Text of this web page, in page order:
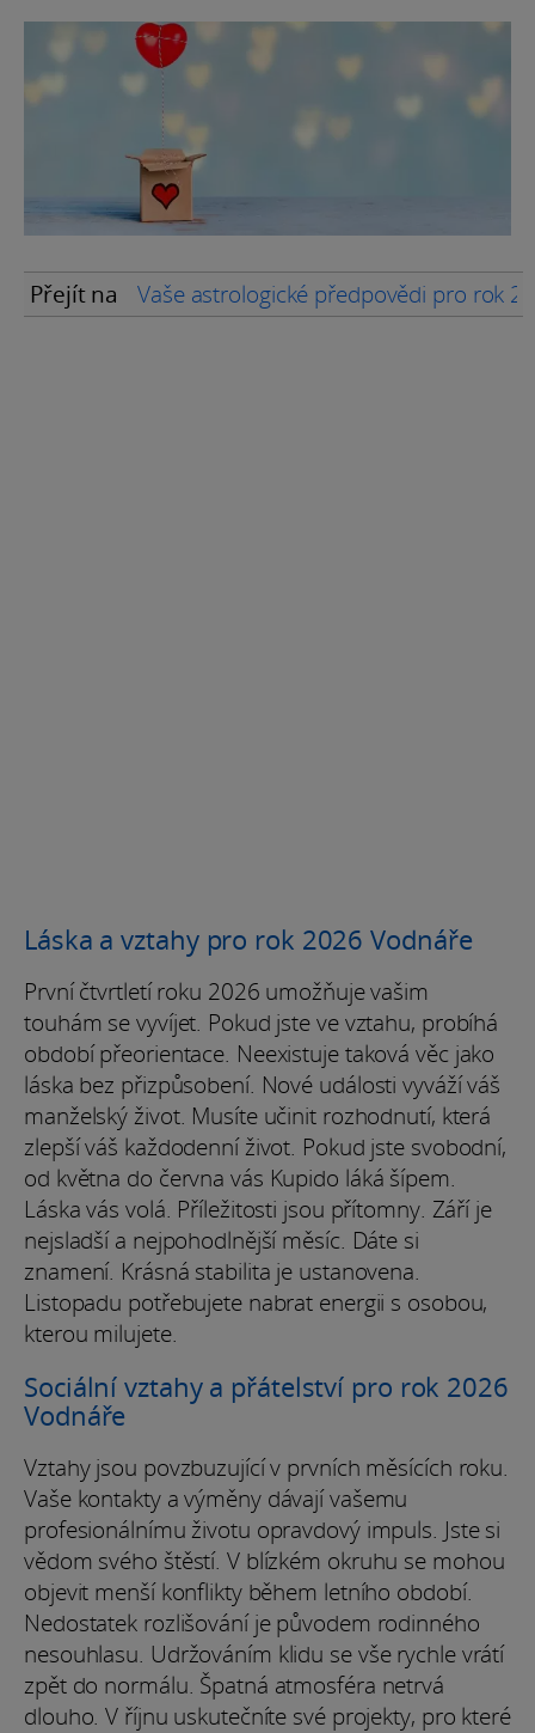
Přejít na Vaše astrologické předpovědi pro rok
Láska a vztahy pro rok 2026 Vodnáře
První čtvrtletí roku 2026 umožňuje vašim
touhám se vyvíjet. Pokud jste ve vztahu, probíhá
období přeorientace. Neexistuje taková věc jako
láska bez přizpůsobení. Nové události vyváží váš
manželský život. Musíte učinit rozhodnutí, která
zlepší váš každodenní život. Pokud jste svobodní,
od května do června vás Kupido láká šípem.
Láska vás volá. Příležitosti jsou přítomny. Září je
nejsladší a nejpohodlnější měsíc. Dáte si
znamení. Krásná stabilita je ustanovena.
Listopadu potřebujete nabrat energii s osobou,
kterou milujete.
Sociální vztahy a přátelství pro rok 2026
Vodnáře
Vztahy jsou povzbuzující v prvních měsících roku.
Vaše kontakty a výměny dávají vašemu
profesionálnímu životu opravdový impuls. Jste si
vědom svého štěstí. V blízkém okruhu se mohou
objevit menší konflikty během letního období.
Nedostatek rozlišování je původem rodinného
nesouhlasu. Udržováním klidu se vše rychle vrátí
zpět do normálu. Špatná atmosféra netrvá
dlouho. V říjnu uskutečníte své projekty, pro které